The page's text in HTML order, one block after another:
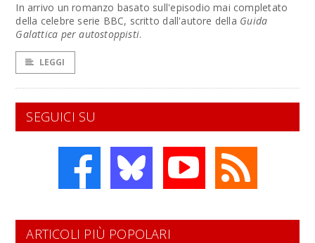
In arrivo un romanzo basato sull'episodio mai completato
della celebre serie BBC, scritto dall'autore della Guida
Galattica per autostoppisti.
LEGGI
SEGUICI SU
ARTICOLI PIÙ POPOLARI